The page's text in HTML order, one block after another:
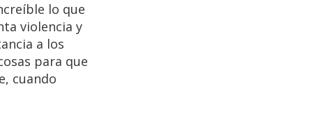
lo que
violencia y
a los
para que
cuando